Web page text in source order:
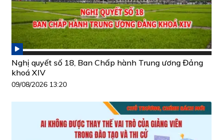
Nghị quyết số 18, Ban Chấp hành Trung ương Đảng
khoá XIV
09/08/2026 13:20